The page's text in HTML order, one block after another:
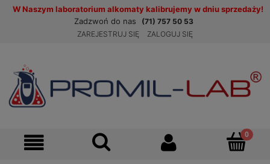
W Naszym laboratorium alkomaty kalibrujemy w dniu sprzedaży!
Zadzwoń do nas
(71) 757 50 53
ZAREJESTRUJ SIĘ
ZALOGUJ SIĘ